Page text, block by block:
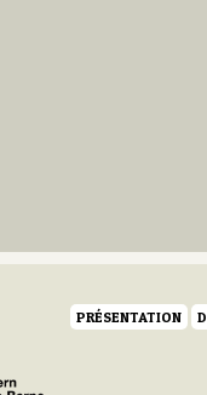
PRÉSENTATION